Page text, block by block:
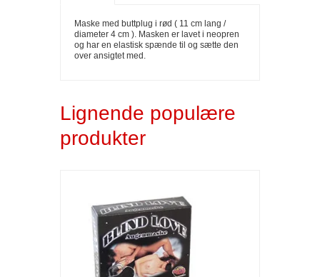
Maske med buttplug i rød ( 11 cm lang /
diameter 4 cm ). Masken er lavet i neopren
og har en elastisk spænde til og sætte den
over ansigtet med.
Lignende populære
produkter